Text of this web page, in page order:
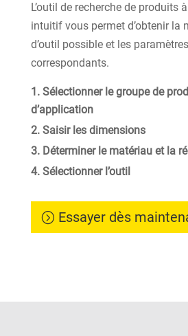
L’outil de recherche de produits
intuitif vous permet d’obtenir la
d’outil possible et les
correspondants.
Sélectionner le groupe de
d’application
Saisir les dimensions
Déterminer le matériau et la
Sélectionner l’outil
Essayer dès